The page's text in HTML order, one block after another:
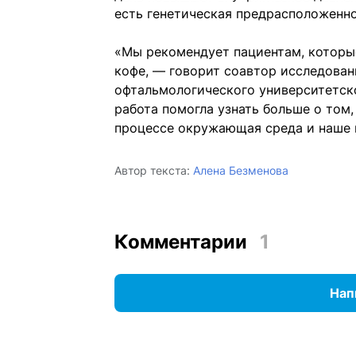
есть генетическая
«Мы рекомендует пациентам,
кофе, — говорит соавтор
офтальмологического
работа помогла узнать больше о
процессе окружающая среда и наше
Автор текста: Алена Безменова
Комментарии 1